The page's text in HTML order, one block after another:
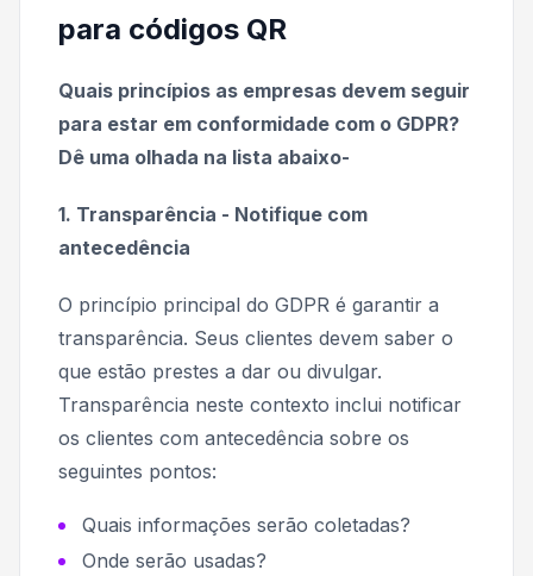
para códigos QR
Quais princípios as empresas devem seguir
para estar em conformidade com o GDPR?
Dê uma olhada na lista abaixo-
1. Transparência - Notifique com
antecedência
O princípio principal do GDPR é garantir a
transparência. Seus clientes devem saber o
que estão prestes a dar ou divulgar.
Transparência neste contexto inclui notificar
os clientes com antecedência sobre os
seguintes pontos:
Quais informações serão coletadas?
Onde serão usadas?